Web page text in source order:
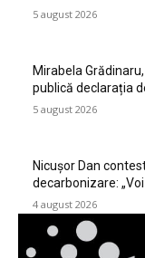
5 august 2026
Mirabela
publică declarația
5 august 2026
Nicușor Dan
decarbonizare:
4 august 2026